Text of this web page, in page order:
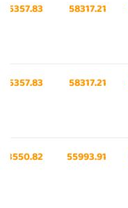
58317.21
45357.83
58317.21
45357.83
55993.91
43550.82